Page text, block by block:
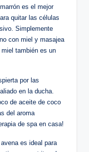
es el mejor
quitar las células
Simplemente
con miel y masajea
también es un
por las
en la ducha.
de aceite de coco
del aroma
de spa en casa!
es ideal para